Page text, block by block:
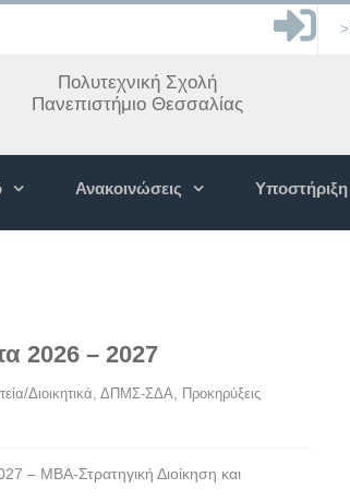
Πολυτεχνική Σχολή
Πανεπιστήμιο Θεσσαλίας
Ανακοινώσεις Υποστήριξη
2026 – 2027
Διοικητικά, ΔΠΜΣ-ΣΔΑ, Προκηρύξεις
– ΜΒΑ-Στρατηγική Διοίκηση και